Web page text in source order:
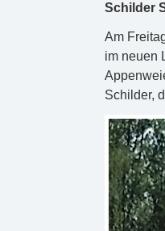
Schilder
Am
im neuen
Schilder,